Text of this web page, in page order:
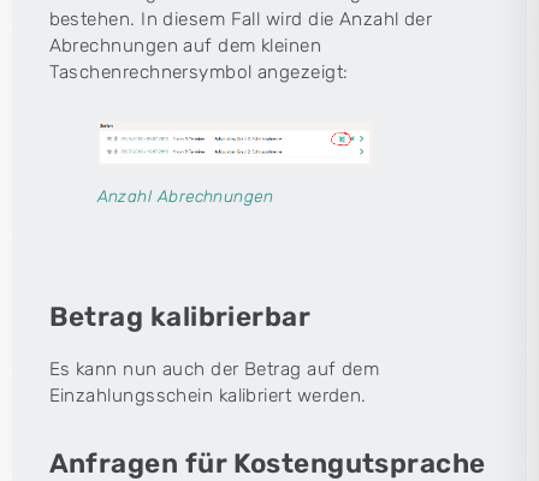
bestehen. In diesem Fall wird die Anzahl der
Abrechnungen auf dem kleinen
Taschenrechnersymbol angezeigt:
Anzahl Abrechnungen
Betrag kalibrierbar
Es kann nun auch der Betrag auf dem
Einzahlungsschein kalibriert werden.
Anfragen für Kostengutsprache